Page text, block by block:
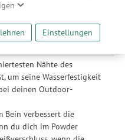
nutzungsbasierte
sowie Funktionalitäten
stetig zu verbessern. Dabei
und Werbepartner
ausschließlich zum
Inhalten und der
Reichweitenmessungen,
Werbung.
den Drittanbietern
unter Einstellungen. Diese
Einstellungen
für eine komfortablere
Nähte des
um seine Wasserfestigkeit
deinen Outdoor-
Bein verbessert die
du dich im Powder